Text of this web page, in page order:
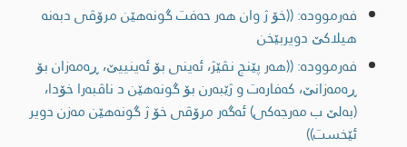
فەرموودە: ((خۆ ژ وان هه‌ر حه‌فت گونه‌هێن مرۆڤی دبه‌نه‌
هیلاكێ دویربێخن
فەرموودە: ((هه‌ر پێنج نڤێژ، ئه‌ینی بۆ ئه‌ینییێ، ڕه‌مه‌زان بۆ
ڕه‌مه‌زانێ، كه‌فاره‌ت و ژێبه‌رن بۆ گونه‌هێن د ناڤبه‌را خۆدا،
(به‌لێ ب مه‌رجه‌كی) ئه‌گه‌ر مرۆڤی خۆ ژ گونه‌هێن مه‌زن دویر
ئێخست))